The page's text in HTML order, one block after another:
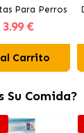
Para Perros
10-25 kg
3.99 €
Carrito
Su Comida?